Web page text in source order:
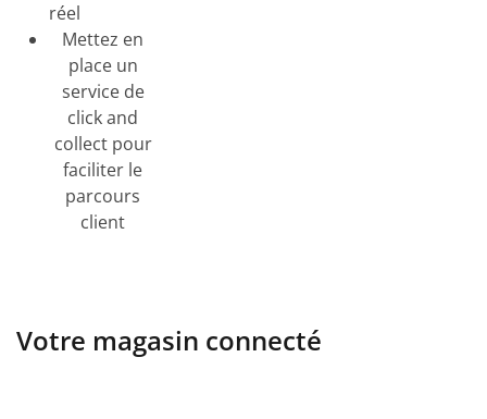
réel
Mettez en
place un
service de
click and
collect pour
faciliter le
parcours
client
Votre magasin connecté